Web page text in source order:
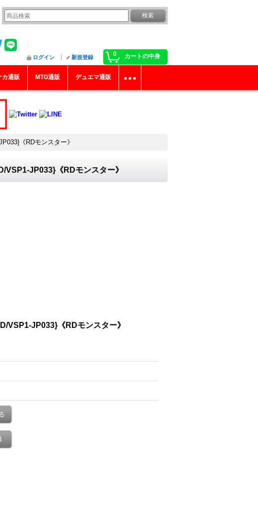
0 カートの中身
ログイン 新規登録
カ通販 MTG通販 デュエマ通販
《RDモンスター》
VSP1-JP033}《RDモンスター》
VSP1-JP033}《RDモンスター》